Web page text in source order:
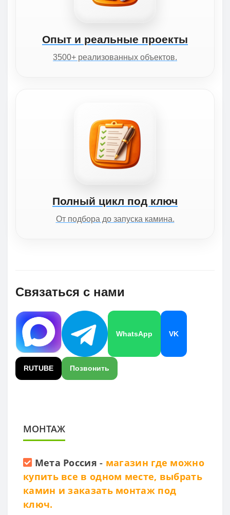
Опыт и реальные проекты
3500+ реализованных объектов.
Полный цикл под ключ
От подбора до запуска камина.
Связаться с нами
WhatsApp VK
RUTUBE Позвонить
МОНТАЖ
Мета Россия - магазин где можно
купить все в одном месте, выбрать
камин и заказать монтаж под
ключ.